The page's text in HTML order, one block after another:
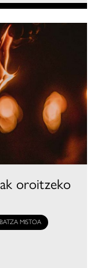
oroitzeko
MISTOA